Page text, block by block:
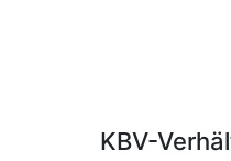
KBV-